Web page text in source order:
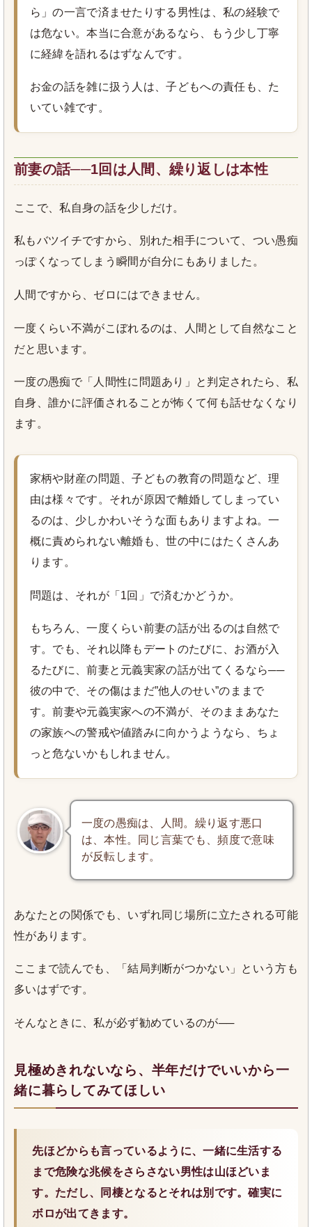
ら」の一言で済ませたりする男性は、私の経験で
は危ない。本当に合意があるなら、もう少し丁寧
に経緯を語れるはずなんです。
お金の話を雑に扱う人は、子どもへの責任も、た
いてい雑です。
前妻の話──1回は人間、繰り返しは本性
ここで、私自身の話を少しだけ。
私もバツイチですから、別れた相手について、つい愚痴
っぽくなってしまう瞬間が自分にもありました。
人間ですから、ゼロにはできません。
一度くらい不満がこぼれるのは、人間として自然なこと
だと思います。
一度の愚痴で「人間性に問題あり」と判定されたら、私
自身、誰かに評価されることが怖くて何も話せなくなり
ます。
家柄や財産の問題、子どもの教育の問題など、理
由は様々です。それが原因で離婚してしまってい
るのは、少しかわいそうな面もありますよね。一
概に責められない離婚も、世の中にはたくさんあ
ります。
問題は、それが「1回」で済むかどうか。
もちろん、一度くらい前妻の話が出るのは自然で
す。でも、それ以降もデートのたびに、お酒が入
るたびに、前妻と元義実家の話が出てくるなら──
彼の中で、その傷はまだ”他人のせい”のままで
す。前妻や元義実家への不満が、そのままあなた
の家族への警戒や値踏みに向かうようなら、ちょ
っと危ないかもしれません。
一度の愚痴は、人間。繰り返す悪口
は、本性。同じ言葉でも、頻度で意味
が反転します。
あなたとの関係でも、いずれ同じ場所に立たされる可能
性があります。
ここまで読んでも、「結局判断がつかない」という方も
多いはずです。
そんなときに、私が必ず勧めているのが──
見極めきれないなら、半年だけでいいから一
緒に暮らしてみてほしい
先ほどからも言っているように、一緒に生活する
まで危険な兆候をさらさない男性は山ほどいま
す。ただし、同棲となるとそれは別です。確実に
ボロが出てきます。